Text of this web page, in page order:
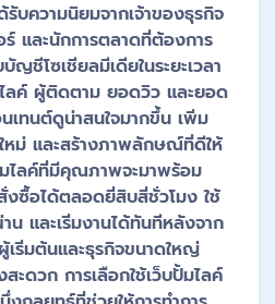
รับความนิยมจากเจ้าของธุรกิจ
ร์ และนักการตลาดที่ต้องการ
ญชีโซเชียลมีเดียในระยะเวลา
ลค์ ผู้ติดตาม ยอดวิว และยอด
เทนต์ดูน่าสนใจมากขึ้น เพิ่ม
หม่ และสร้างภาพลักษณ์ที่ดีให้
ไลค์ที่มีคุณภาพจะมาพร้อม
งซื้อได้ตลอดยี่สิบสี่ชั่วโมง ใช้
น และเริ่มงานได้ทันทีหลังจาก
ริ่มต้นและธุรกิจขนาดใหญ่
สะดวก การเลือกใช้เว็บปั้มไลค์